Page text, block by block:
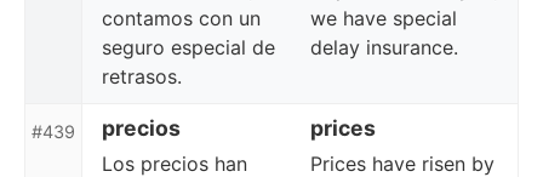
contamos con un
seguro especial de
retrasos.
we have special
delay insurance.
#439 precios prices
Los precios han
Prices have risen by